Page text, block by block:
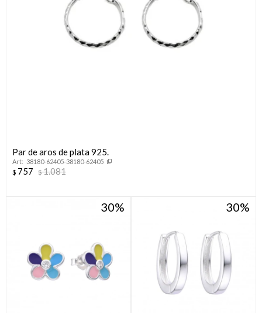
Par de aros de plata 925.
38180-62405-38180-62405
$ 757 $1.081
30 30